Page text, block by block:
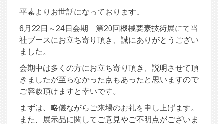
平素よりお世話になっております。
6月22日～24日会期 第20回機械要素技術展にて当
社ブースにお立ち寄り頂き、誠にありがとうござい
ました。
会期中は多くの方にお立ち寄り頂き、説明させて頂
きましたが至らなかった点もあったと思いますので
ご容赦頂けますと幸いです。
まずは、略儀ながらご来場のお礼を申し上げます。
また、展示品に関してご意見やご不明点がございま